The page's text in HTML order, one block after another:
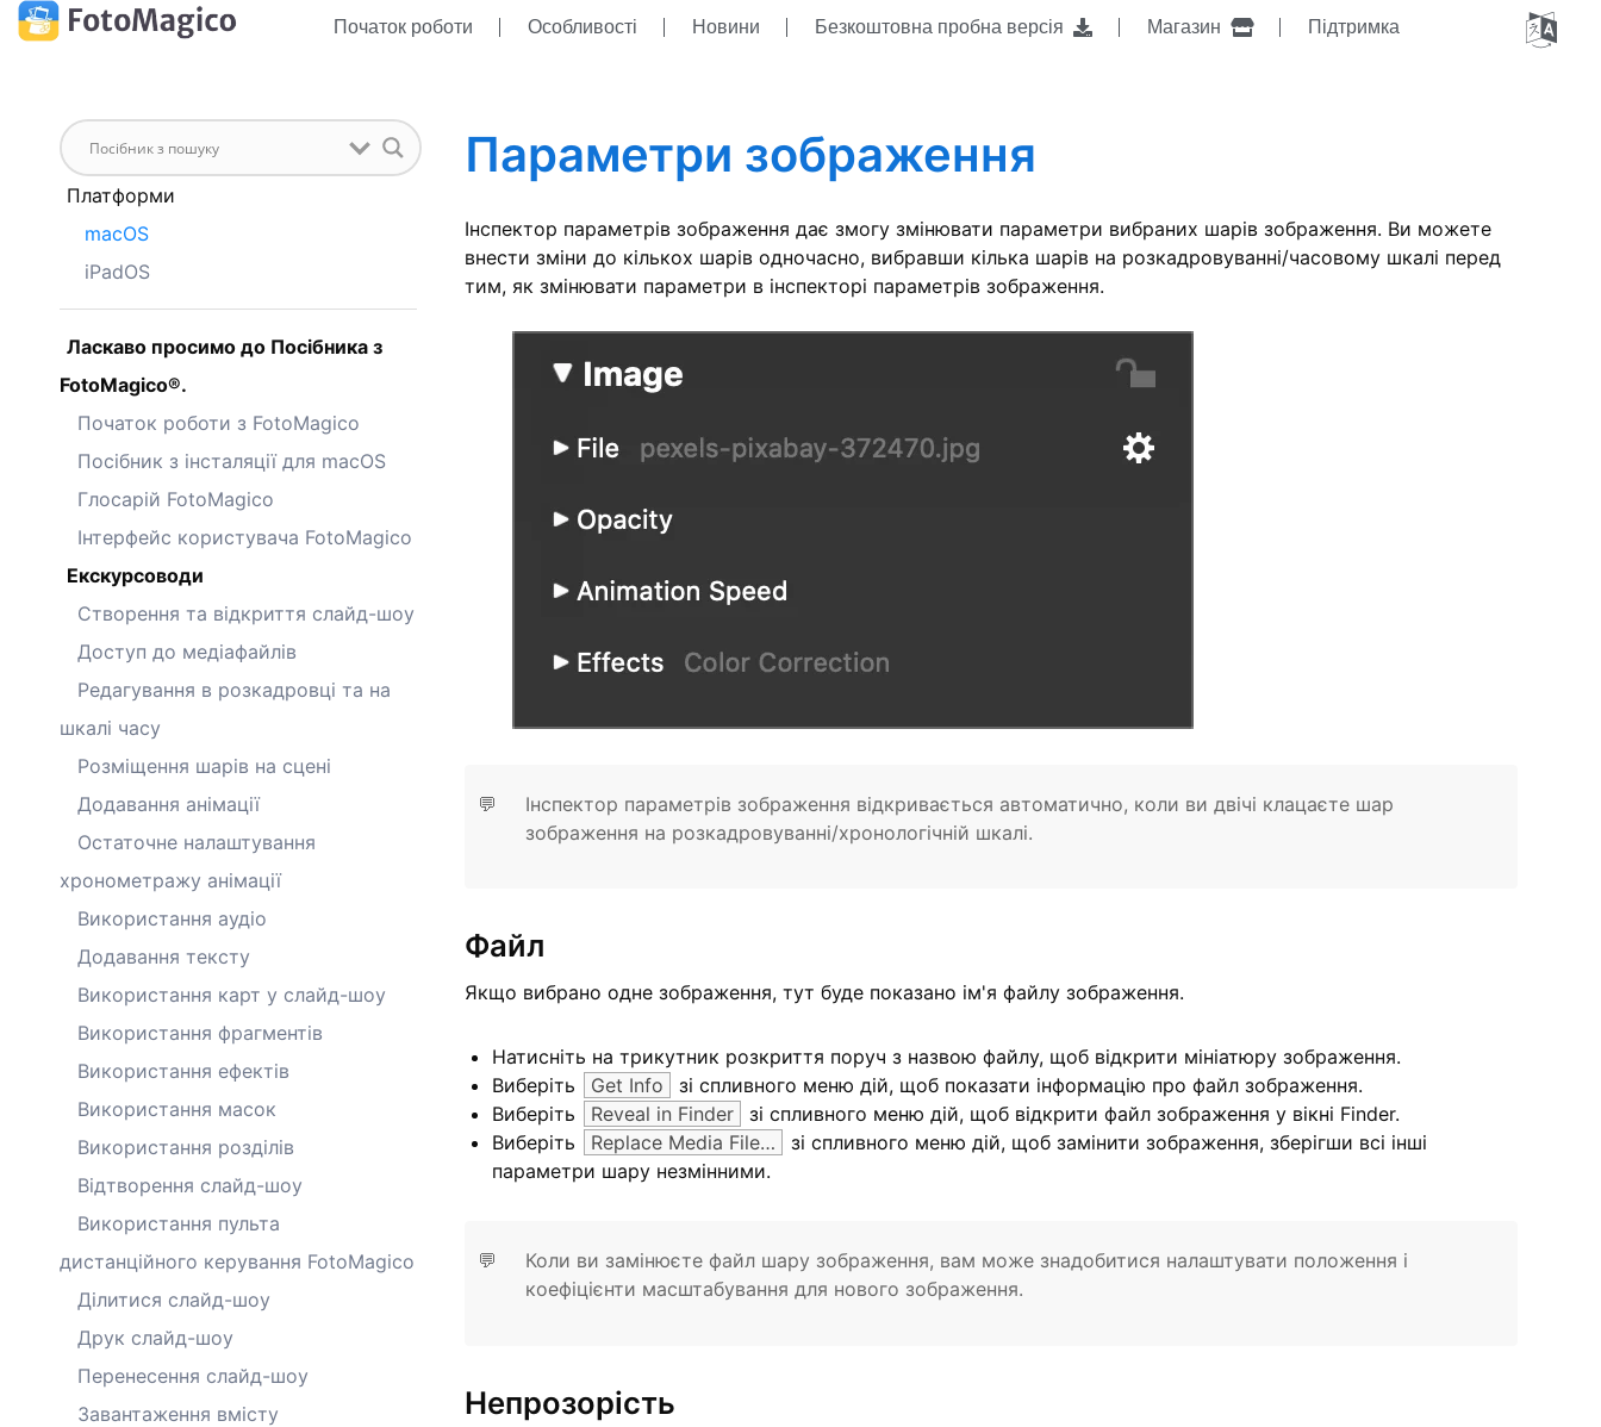
Початок роботи Особливості Новини Безкоштовна пробна версія Магазин Підтримка
Платформи
macOS
iPadOS
Ласкаво просимо до Посібника з
FotoMagico®.
Початок роботи з FotoMagico
Посібник з інсталяції для macOS
Глосарій FotoMagico
Інтерфейс користувача FotoMagico
Екскурсоводи
Створення та відкриття слайд-шоу
Доступ до медіафайлів
Редагування в розкадровці та на
шкалі часу
Розміщення шарів на сцені
Додавання анімації
Остаточне налаштування
хронометражу анімації
Використання аудіо
Додавання тексту
Використання карт у слайд-шоу
Використання фрагментів
Використання ефектів
Використання масок
Використання розділів
Відтворення слайд-шоу
Використання пульта
дистанційного керування FotoMagico
Ділитися слайд-шоу
Друк слайд-шоу
Перенесення слайд-шоу
Завантаження вмісту
Параметри зображення
Інспектор параметрів зображення дає змогу змінювати параметри вибраних шарів зображення. Ви можете
внести зміни до кількох шарів одночасно, вибравши кілька шарів на розкадровуванні/часовому шкалі перед
тим, як змінювати параметри в інспекторі параметрів зображення.
💬
Інспектор параметрів зображення відкривається автоматично, коли ви двічі клацаєте шар
зображення на розкадровуванні/хронологічній шкалі.
Файл
Якщо вибрано одне зображення, тут буде показано ім'я файлу зображення.
Натисніть на трикутник розкриття поруч з назвою файлу, щоб відкрити мініатюру зображення.
Виберіть
Get Info
зі спливного меню дій, щоб показати інформацію про файл зображення.
Виберіть
Reveal in Finder
зі спливного меню дій, щоб відкрити файл зображення у вікні Finder.
Виберіть
Replace Media File…
зі спливного меню дій, щоб замінити зображення, зберігши всі інші
параметри шару незмінними.
💬
Коли ви замінюєте файл шару зображення, вам може знадобитися налаштувати положення і
коефіцієнти масштабування для нового зображення.
Непрозорість